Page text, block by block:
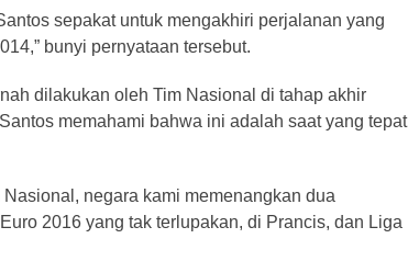
sepakat untuk mengakhiri perjalanan yang
bunyi pernyataan tersebut.
dilakukan oleh Tim Nasional di tahap akhir
memahami bahwa ini adalah saat yang tepat
negara kami memenangkan dua
2016 yang tak terlupakan, di Prancis, dan Liga